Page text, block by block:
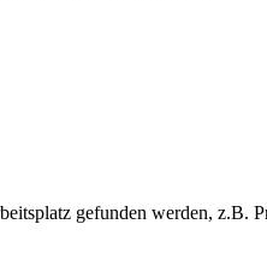
gefunden werden, z.B.